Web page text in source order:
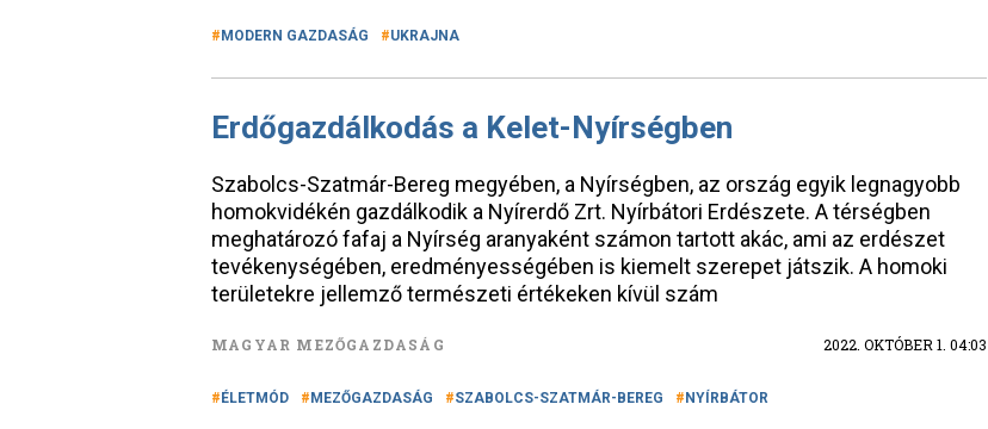
MODERN GAZDASÁG UKRAJNA
Erdőgazdálkodás a Kelet-Nyírségben
Szabolcs-Szatmár-Bereg megyében, a Nyírségben, az ország egyik legnagyobb
homokvidékén gazdálkodik a Nyírerdő Zrt. Nyírbátori Erdészete. A térségben
meghatározó fafaj a Nyírség aranyaként számon tartott akác, ami az erdészet
tevékenységében, eredményességében is kiemelt szerepet játszik. A homoki
területekre jellemző természeti értékeken kívül szám
MAGYAR MEZŐGAZDASÁG 2022. OKTÓBER 1. 04:03
ÉLETMÓD MEZŐGAZDASÁG SZABOLCS-SZATMÁR-BEREG NYÍRBÁTOR